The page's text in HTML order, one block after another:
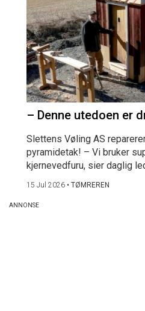
– Denne utedoen er
Slettens Vøling AS
pyramidetak! – Vi bruker
kjernevedfuru, sier daglig
15 Jul 2026 • TØMREREN